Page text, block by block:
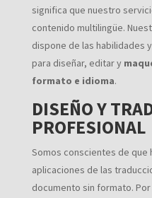
significa que nuestro
contenido multilingüe.
dispone de las habilidades
para diseñar, editar y
formato e idioma.
DISEÑO Y
PROFESIONAL
Somos conscientes de que
aplicaciones de las
documento sin formato.